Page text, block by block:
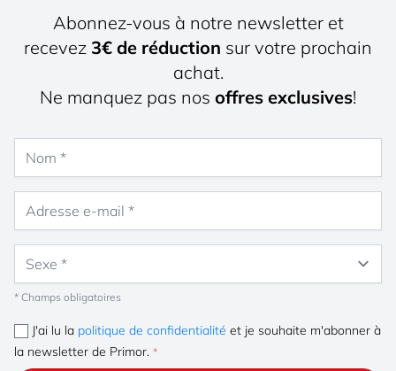
Abonnez-vous à notre newsletter et
recevez 3€ de réduction sur votre prochain
achat.
Ne manquez pas nos offres exclusives!
* Champs obligatoires
J'ai lu la politique de confidentialité et je souhaite m'abonner à
la newsletter de Primor.